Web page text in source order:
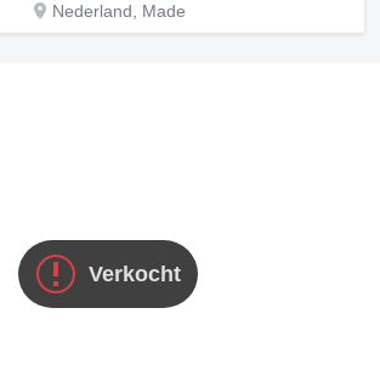
Nederland, Made
Verkocht